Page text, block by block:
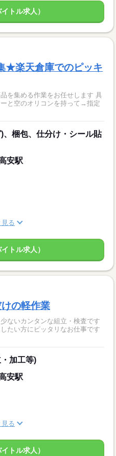
トル求人）
★楽天倉庫でのピッキ
を集める作業をお任せします 具
と空のオリコンを持って→指定
、梱包、仕分け・シール貼
安駅
見る
トル求人）
の軽作業
ないカンタンな組立・検査です
たい方にピッタリなお仕事です
加工等)
安駅
見る
トル求人）